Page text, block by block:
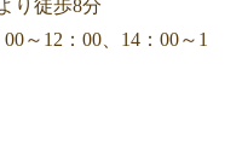
り徒歩8分
～12：00、14：00～1